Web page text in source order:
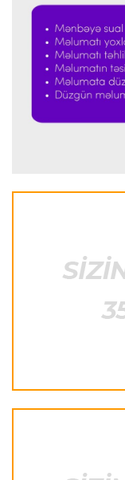
qatdı
Formula-1 23:29
"Antonellinin
etməmişəm"
"Onun istedadı